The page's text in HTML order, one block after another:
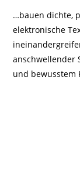
…bauen dichte,
elektronische
anschwellender
und bewusstem